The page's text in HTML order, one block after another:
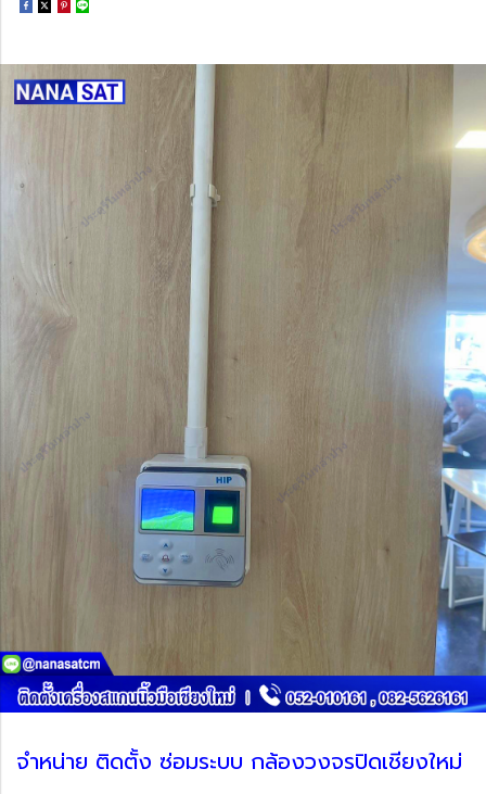
จำหน่าย ติดตั้ง ซ่อมระบบ กล้องวงจรปิดเชียงใหม่